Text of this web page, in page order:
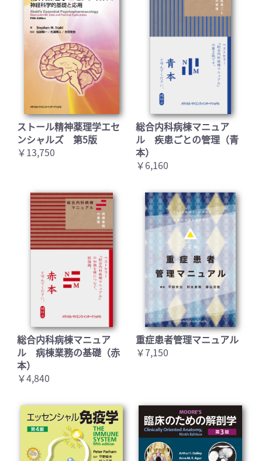
ストール精神薬理学エセ
ンシャルズ 第5版
￥13,750
総合内科病棟マニュア
ル 疾患ごとの管理（青
本）
￥6,160
総合内科病棟マニュア
ル 病棟業務の基礎（赤
本）
￥4,840
重症患者管理マニュアル
￥7,150